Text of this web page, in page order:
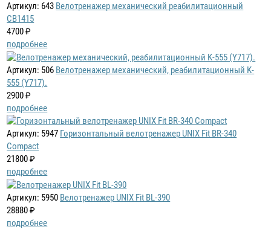
Артикул: 643 Велотренажер механический реабилитационный
CB1415
4700 ₽
подробнее
Артикул: 506 Велотренажер механический, реабилитационный K-
555 (Y717).
2900 ₽
подробнее
Артикул: 5947 Горизонтальный велотренажер UNIX Fit BR-340
Compact
21800 ₽
подробнее
Артикул: 5950 Велотренажер UNIX Fit BL-390
28880 ₽
подробнее